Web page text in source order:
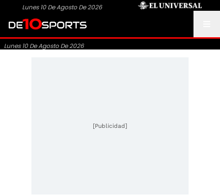
Lunes 10 De Agosto De 2026
Lunes 10 De Agosto De 2026
[Publicidad]